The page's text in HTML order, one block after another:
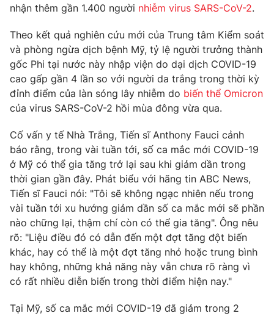
Phim VTV
Hậu trường
Nhân vật
Khán giả
Giải sao mai
Điện ảnh
Âm nhạc
Sao
Đời sống
Du lịch
Làm đẹp
Chất lượng cuộc sống
Giáo dục
Học trực tuyến
Công nghệ
Hitech Công nghệ tương lai
Sản phẩm
Thị trường
Tư vấn
Giao lưu trực tuyến
Lịch phát sóng
Chuyên mục khác
Emagazine Podcast
Photo Infographic
nhận thêm gần 1.400 người nhiễm virus SARS-CoV-2.
Theo kết quả nghiên cứu mới của Trung tâm Kiểm soát
và phòng ngừa dịch bệnh Mỹ, tỷ lệ người trưởng thành
gốc Phi tại nước này nhập viện do dại dịch COVID-19
cao gấp gần 4 lần so với người da trắng trong thời kỳ
đỉnh điểm của làn sóng lây nhiễm do biến thể Omicron
của virus SARS-CoV-2 hồi mùa đông vừa qua.
Cố vấn y tế Nhà Trắng, Tiến sĩ Anthony Fauci cảnh
báo rằng, trong vài tuần tới, số ca mắc mới COVID-19
ở Mỹ có thể gia tăng trở lại sau khi giảm dần trong
thời gian gần đây. Phát biểu với hãng tin ABC News,
Tiến sĩ Fauci nói: "Tôi sẽ không ngạc nhiên nếu trong
vài tuần tới xu hướng giảm dần số ca mắc mới sẽ phần
nào chững lại, thậm chí còn có thể gia tăng". Ông nêu
rõ: "Liệu điều đó có dẫn đến một đợt tăng đột biến
khác, hay có thể là một đợt tăng nhỏ hoặc trung bình
hay không, những khả năng này vẫn chưa rõ ràng vì
có rất nhiều diễn biến trong thời điểm hiện nay."
Tại Mỹ, số ca mắc mới COVID-19 đã giảm trong 2